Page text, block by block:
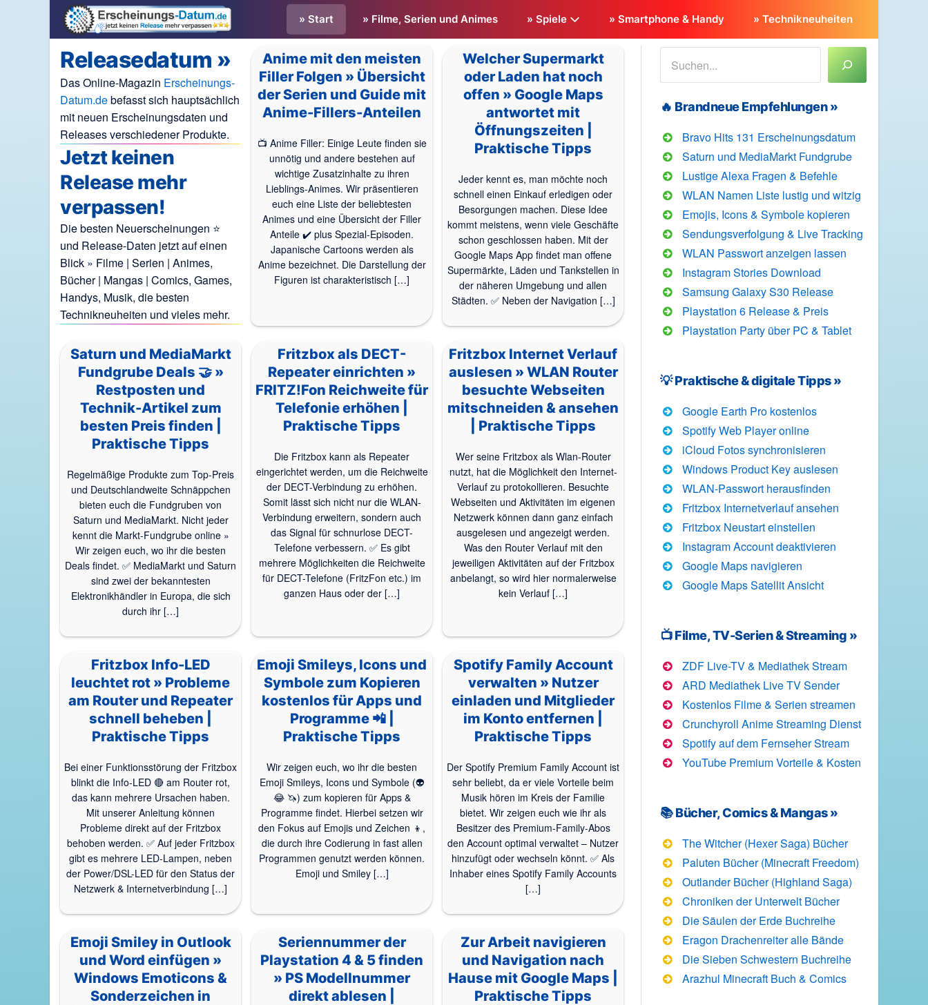
» Start » Filme, Serien und Animes » Spiele » Smartphone & Handy » Technikneuheiten
Releasedatum »
Das Online-Magazin Erscheinungs-
Datum.debefasst sich hauptsächlich
mit neuen Erscheinungsdaten und
Releases verschiedener Produkte.
Jetzt keinen
Release mehr
verpassen!
Die besten Neuerscheinungen ⭐
und Release-Daten jetzt auf einen
Blick » Filme | Serien | Animes,
Bücher | Mangas | Comics, Games,
Handys, Musik, die besten
Technikneuheiten und vieles mehr.
Anime mit den meisten
Filler Folgen » Übersicht
der Serien und Guide mit
Anime-Fillers-Anteilen
📺 Anime Filler: Einige Leute finden sie
unnötig und andere bestehen auf
wichtige Zusatzinhalte zu ihren
Lieblings-Animes. Wir präsentieren
euch eine Liste der beliebtesten
Animes und eine Übersicht der Filler
Anteile ✔️ plus Spezial-Episoden.
Japanische Cartoons werden als
Anime bezeichnet. Die Darstellung der
Figuren ist charakteristisch […]
Welcher Supermarkt
oder Laden hat noch
offen » Google Maps
antwortet mit
Öffnungszeiten |
Praktische Tipps
Jeder kennt es, man möchte noch
schnell einen Einkauf erledigen oder
Besorgungen machen. Diese Idee
kommt meistens, wenn viele Geschäfte
schon geschlossen haben. Mit der
Google Maps App findet man offene
Supermärkte, Läden und Tankstellen in
der näheren Umgebung und allen
Städten. ✅ Neben der Navigation […]
Saturn und MediaMarkt
Fundgrube Deals 🤝 »
Restposten und
Technik-Artikel zum
besten Preis finden |
Praktische Tipps
Regelmäßige Produkte zum Top-Preis
und Deutschlandweite Schnäppchen
bieten euch die Fundgruben von
Saturn und MediaMarkt. Nicht jeder
kennt die Markt-Fundgrube online »
Wir zeigen euch, wo ihr die besten
Deals findet. ✅ MediaMarkt und Saturn
sind zwei der bekanntesten
Elektronikhändler in Europa, die sich
durch ihr […]
Fritzbox als DECT-
Repeater einrichten »
FRITZ!Fon Reichweite für
Telefonie erhöhen |
Praktische Tipps
Die Fritzbox kann als Repeater
eingerichtet werden, um die Reichweite
der DECT-Verbindung zu erhöhen.
Somit lässt sich nicht nur die WLAN-
Verbindung erweitern, sondern auch
das Signal für schnurlose DECT-
Telefone verbessern. ✅ Es gibt
mehrere Möglichkeiten die Reichweite
für DECT-Telefone (FritzFon etc.) im
ganzen Haus oder der […]
Fritzbox Internet Verlauf
auslesen » WLAN Router
besuchte Webseiten
mitschneiden & ansehen
| Praktische Tipps
Wer seine Fritzbox als Wlan-Router
nutzt, hat die Möglichkeit den Internet-
Verlauf zu protokollieren. Besuchte
Webseiten und Aktivitäten im eigenen
Netzwerk können dann ganz einfach
ausgelesen und angezeigt werden.
Was den Router Verlauf mit den
jeweiligen Aktivitäten auf der Fritzbox
anbelangt, so wird hier normalerweise
kein Verlauf […]
Fritzbox Info-LED
leuchtet rot » Probleme
am Router und Repeater
schnell beheben |
Praktische Tipps
Bei einer Funktionsstörung der Fritzbox
blinkt die Info-LED 🔴 am Router rot,
das kann mehrere Ursachen haben.
Mit unserer Anleitung können
Probleme direkt auf der Fritzbox
behoben werden. ✅ Auf jeder Fritzbox
gibt es mehrere LED-Lampen, neben
der Power/DSL-LED für den Status der
Netzwerk & Internetverbindung […]
Emoji Smileys, Icons und
Symbole zum Kopieren
kostenlos für Apps und
Programme 📲 |
Praktische Tipps
Wir zeigen euch, wo ihr die besten
Emoji Smileys, Icons und Symbole (👽
😂 🦄) zum kopieren für Apps &
Programme findet. Hierbei setzen wir
den Fokus auf Emojis und Zeichen 👦,
die durch ihre Codierung in fast allen
Programmen genutzt werden können.
Emoji und Smiley […]
Spotify Family Account
verwalten » Nutzer
einladen und Mitglieder
im Konto entfernen |
Praktische Tipps
Der Spotify Premium Family Account ist
sehr beliebt, da er viele Vorteile beim
Musik hören im Kreis der Familie
bietet. Wir zeigen euch wie ihr als
Besitzer des Premium-Family-Abos
den Account optimal verwaltet – Nutzer
hinzufügt oder wechseln könnt. ✅ Als
Inhaber eines Spotify Family Accounts
[…]
Emoji Smiley in Outlook
und Word einfügen »
Windows Emoticons &
Sonderzeichen in
Seriennummer der
Playstation 4 & 5 finden
» PS Modellnummer
direkt ablesen |
Zur Arbeit navigieren
und Navigation nach
Hause mit Google Maps |
Praktische Tipps
🔥 Brandneue Empfehlungen »
Bravo Hits 131 Erscheinungsdatum
Saturn und MediaMarkt Fundgrube
Lustige Alexa Fragen & Befehle
WLAN Namen Liste lustig und witzig
Emojis, Icons & Symbole kopieren
Sendungsverfolgung & Live Tracking
WLAN Passwort anzeigen lassen
Instagram Stories Download
Samsung Galaxy S30 Release
Playstation 6 Release & Preis
Playstation Party über PC & Tablet
💡 Praktische & digitale Tipps »
Google Earth Pro kostenlos
Spotify Web Player online
iCloud Fotos synchronisieren
Windows Product Key auslesen
WLAN-Passwort herausfinden
Fritzbox Internetverlauf ansehen
Fritzbox Neustart einstellen
Instagram Account deaktivieren
Google Maps navigieren
Google Maps Satellit Ansicht
📺 Filme, TV-Serien & Streaming »
ZDF Live-TV & Mediathek Stream
ARD Mediathek Live TV Sender
Kostenlos Filme & Serien streamen
Crunchyroll Anime Streaming Dienst
Spotify auf dem Fernseher Stream
YouTube Premium Vorteile & Kosten
📚 Bücher, Comics & Mangas »
The Witcher (Hexer Saga) Bücher
Paluten Bücher (Minecraft Freedom)
Outlander Bücher (Highland Saga)
Chroniken der Unterwelt Bücher
Die Säulen der Erde Buchreihe
Eragon Drachenreiter alle Bände
Die Sieben Schwestern Buchreihe
Arazhul Minecraft Buch & Comics